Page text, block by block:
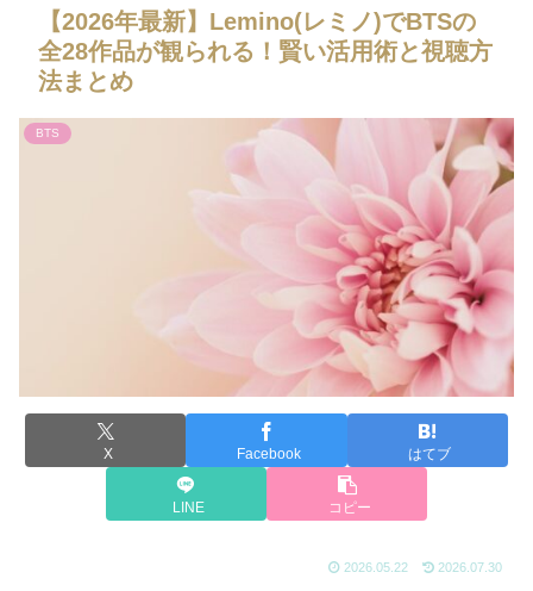
【2026年最新】Lemino(レミノ)でBTSの
全28作品が観られる！賢い活用術と視聴方
法まとめ
BTS
X Facebook はてブ
LINE コピー
2026.05.22 2026.07.30